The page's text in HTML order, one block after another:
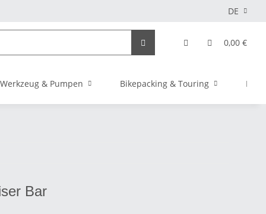
DE
0,00 €
Werkzeug & Pumpen Bikepacking & Touring
Bar